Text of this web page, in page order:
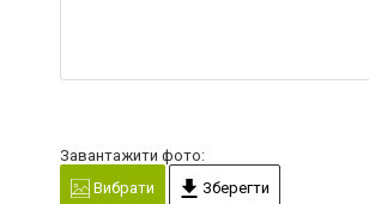
Завантажити фото:
Вибрати
Зберегти